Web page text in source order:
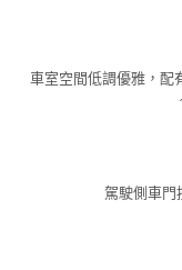
車室空間低調優雅，配
駕駛側車門